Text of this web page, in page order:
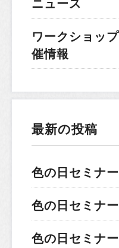
ワークショッ
催情報
最新の投稿
色の日セミナー
色の日セミナー
色の日セミナー